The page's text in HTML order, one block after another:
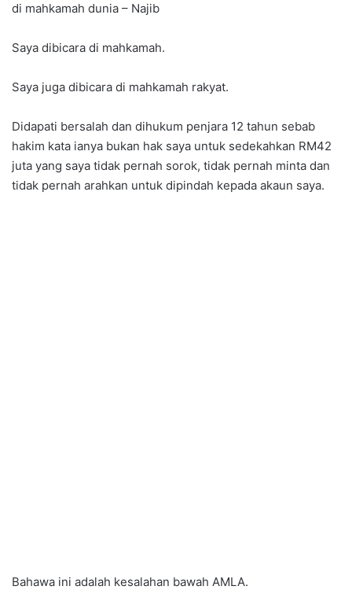
di mahkamah dunia – Najib
Saya dibicara di mahkamah.
Saya juga dibicara di mahkamah rakyat.
Didapati bersalah dan dihukum penjara 12 tahun sebab
hakim kata ianya bukan hak saya untuk sedekahkan RM42
juta yang saya tidak pernah sorok, tidak pernah minta dan
tidak pernah arahkan untuk dipindah kepada akaun saya.
Bahawa ini adalah kesalahan bawah AMLA.